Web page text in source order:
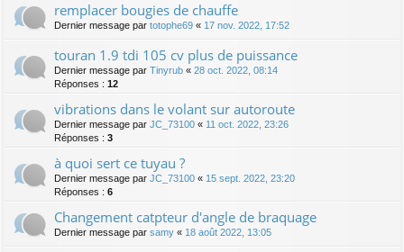
remplacer bougies de chauffe
Dernier message par totophe69 « 17 nov. 2022, 17:52
touran 1.9 tdi 105 cv plus de puissance
Dernier message par Tinyrub « 28 oct. 2022, 08:14
Réponses : 12
vibrations dans le volant sur autoroute
Dernier message par JC_73100 « 11 oct. 2022, 23:26
Réponses : 3
à quoi sert ce tuyau ?
Dernier message par JC_73100 « 15 sept. 2022, 23:20
Réponses : 6
Changement catpteur d'angle de braquage
Dernier message par samy « 18 août 2022, 13:05